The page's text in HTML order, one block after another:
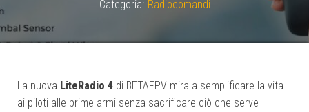
Categoria: Radiocomandi
La nuova LiteRadio 4 di BETAFPV mira a semplificare la vita
ai piloti alle prime armi senza sacrificare ciò che serve